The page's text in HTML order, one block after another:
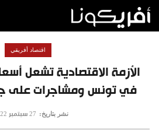
الأزمة الاقتصادية تشعل
في تونس ومشاجرات على
اقتصاد أفريقي
نشر بتاريخ: 27 سبتمبر 2022